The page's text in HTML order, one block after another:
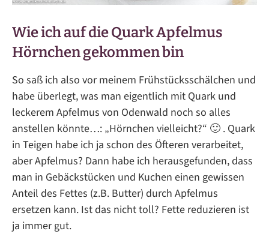
Wie ich auf die Quark Apfelmus
Hörnchen gekommen bin
So saß ich also vor meinem Frühstücksschälchen und
habe überlegt, was man eigentlich mit Quark und
leckerem Apfelmus von Odenwald noch so alles
anstellen könnte…: „Hörnchen vielleicht?“ 🙂 . Quark
in Teigen habe ich ja schon des Öfteren verarbeitet,
aber Apfelmus? Dann habe ich herausgefunden, dass
man in Gebäckstücken und Kuchen einen gewissen
Anteil des Fettes (z.B. Butter) durch Apfelmus
ersetzen kann. Ist das nicht toll? Fette reduzieren ist
ja immer gut.